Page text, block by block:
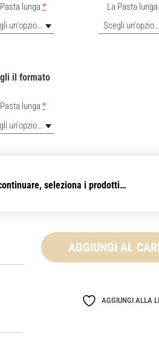
lunga *
Scegli un'opzione
La Pasta
Scegli un'opzione
il formato
lunga *
Scegli un'opzione
seleziona i prodotti…
AGGIUNGI AL
AGGIUNGI ALLA